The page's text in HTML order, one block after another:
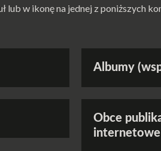
w ikonę na jednej z poniższych
Albumy
Obce
internetowe